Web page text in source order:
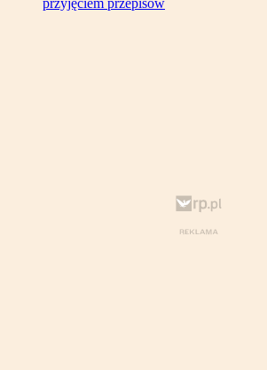
przyjęciem przepisów